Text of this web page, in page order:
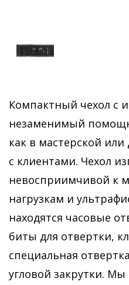
Компактный чехол с
незаменимый
как в мастерской
с клиентами. Чехол
невосприимчивой к
нагрузкам и
находятся часовые
биты для отвертки,
специальная
угловой закрутки.